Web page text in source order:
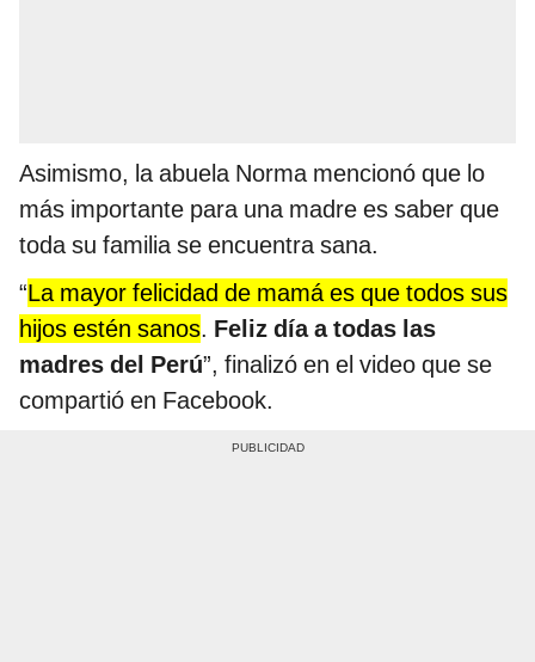
Asimismo, la abuela Norma mencionó que lo
más importante para una madre es saber que
toda su familia se encuentra sana.
“La mayor felicidad de mamá es que todos sus
hijos estén sanos. Feliz día a todas las
madres del Perú”, finalizó en el video que se
compartió en Facebook.